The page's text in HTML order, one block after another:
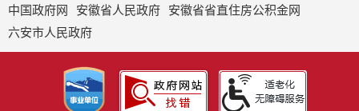
中国政府网
安徽省人民政府
安徽省省直住房公积金网
六安市人民政府